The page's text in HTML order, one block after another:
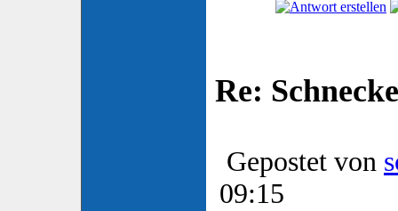
Re:
Gepostet von
09:15